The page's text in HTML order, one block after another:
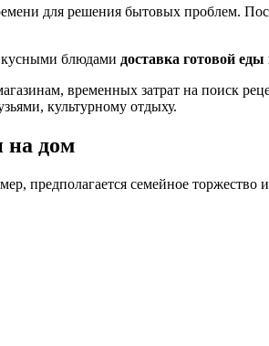
для решения бытовых проблем.
блюдами доставка готовой
временных затрат на поиск
культурному отдыху.
на дом
предполагается семейное торжество